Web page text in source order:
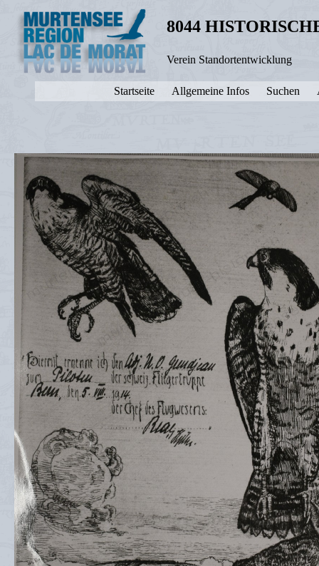
8044
Verein Standortentwicklung
Startseite Allgemeine Infos Suchen